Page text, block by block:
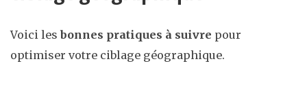
Voici les bonnes pratiques à suivre pour
optimiser votre ciblage géographique.